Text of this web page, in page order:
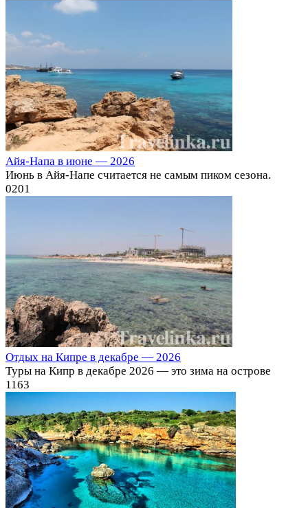
Айя-Напа в июне — 2026
Июнь в Айя-Напе считается не самым пиком сезона.
0201
Отдых на Кипре в декабре — 2026
Туры на Кипр в декабре 2026 — это зима на острове
1163